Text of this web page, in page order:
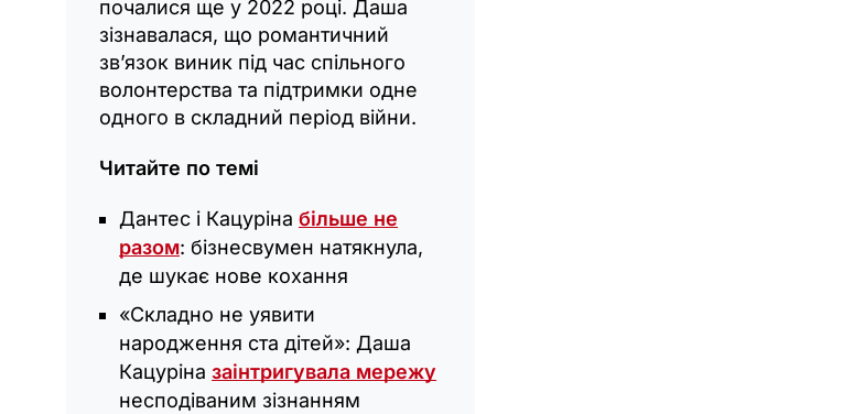
почалися ще у 2022 році. Даша
зізнавалася, що романтичний
зв’язок виник під час спільного
волонтерства та підтримки одне
одного в складний період війни.
Читайте по темі
Дантес і Кацуріна більше не
разом: бізнесвумен натякнула,
де шукає нове кохання
«Складно не уявити
народження ста дітей»: Даша
Кацуріна заінтригувала мережу
несподіваним зізнанням